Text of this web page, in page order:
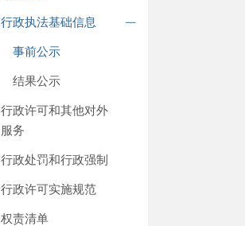
行政执法基础信息
事前公示
结果公示
行政许可和其他对外
服务
行政处罚和行政强制
行政许可实施规范
权责清单